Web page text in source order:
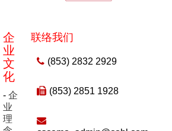
企
业
文
化
- 企
业
理
联络我们
(853) 2832 2929
(853) 2851 1928